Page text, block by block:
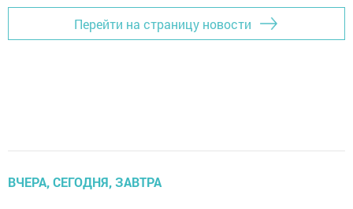
Перейти на страницу новости
ВЧЕРА, СЕГОДНЯ, ЗАВТРА